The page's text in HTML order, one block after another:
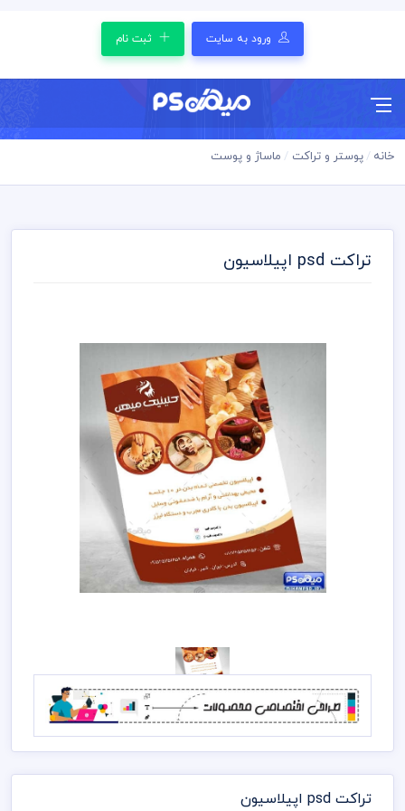
ورود به سایت ثبت نام
خانه پوستر و تراکت ماساژ و پوست
تراکت psd اپیلاسیون
تراکت psd اپیلاسیون